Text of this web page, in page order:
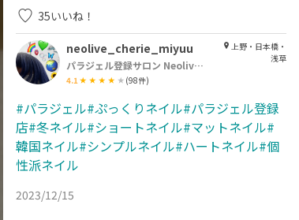
35いいね！
neolive_cherie_miyuu
パラジェル登録サロン Neolive cherie 浅草店【ネオリーブシェリエ】
4.1 (98件)
上野・日本橋・
浅草
#パラジェル#ぷっくりネイル#パラジェル登録
店#冬ネイル#ショートネイル#マットネイル#
韓国ネイル#シンプルネイル#ハートネイル#個
性派ネイル
2023/12/15